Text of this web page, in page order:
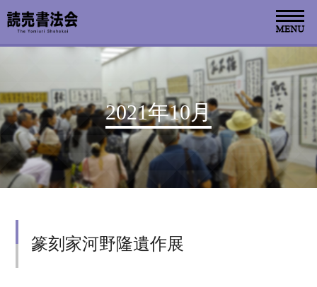
2021年10月
篆刻家河野隆遺作展
お知らせ
読売書法会について
読売書法展
関連書道展